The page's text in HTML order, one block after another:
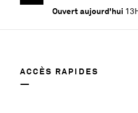
Ouvert aujourd'hui
ACCÈS RAPIDES